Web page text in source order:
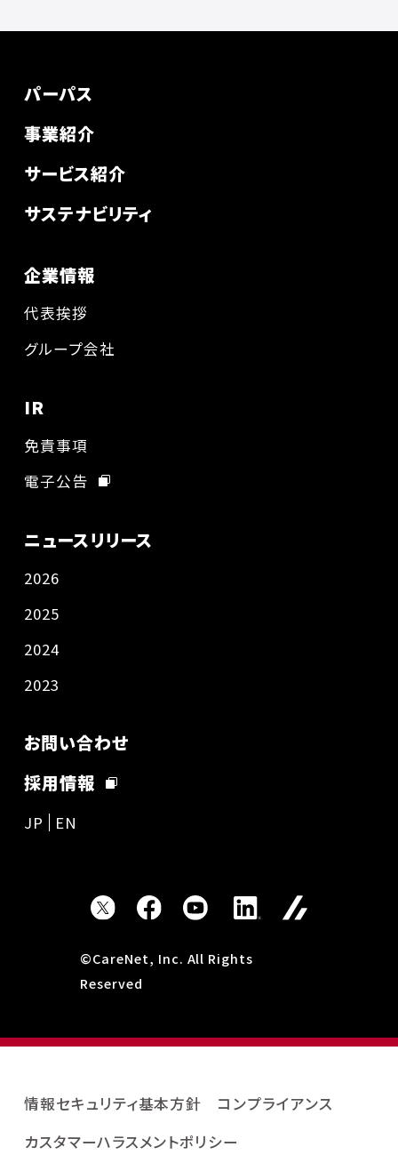
パーパス
事業紹介
サービス紹介
サステナビリティ
企業情報
代表挨拶
グループ会社
IR
免責事項
電子公告
ニュースリリース
2026
2025
2024
2023
お問い合わせ
採用情報
JP EN
©CareNet, Inc. All Rights
Reserved
情報セキュリティ基本方針
コンプライアンス
カスタマーハラスメントポリシー